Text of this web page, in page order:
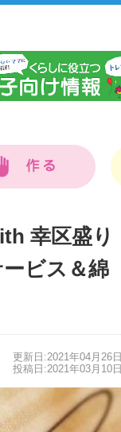
幸区盛り
ビス＆綿
更新日:2021年04月26日
投稿日:2021年03月10日